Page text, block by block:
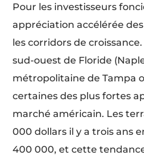
Pour les investisseurs
appréciation accélérée
les corridors de
sud-ouest de Floride
métropolitaine de Tampa
certaines des plus fortes
marché américain. Les
000 dollars il y a trois ans
400 000, et cette